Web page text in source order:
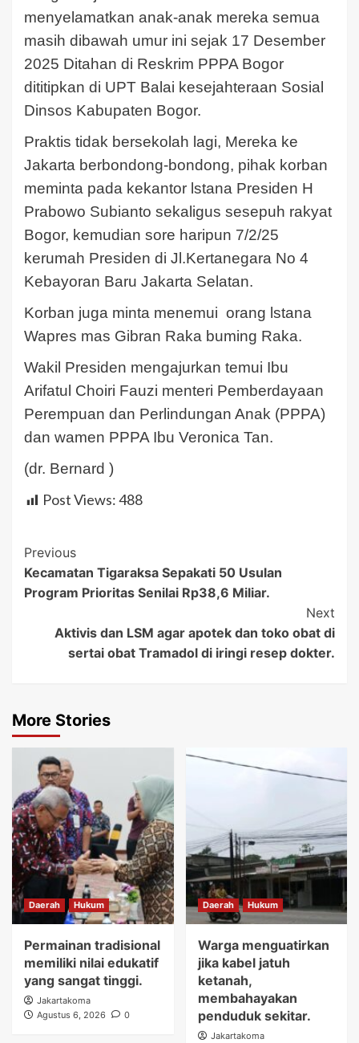
menyelamatkan anak-anak mereka semua
masih dibawah umur ini sejak 17 Desember
2025 Ditahan di Reskrim PPPA Bogor
dititipkan di UPT Balai kesejahteraan Sosial
Dinsos Kabupaten Bogor.
Praktis tidak bersekolah lagi, Mereka ke
Jakarta berbondong-bondong, pihak korban
meminta pada kekantor lstana Presiden H
Prabowo Subianto sekaligus sesepuh rakyat
Bogor, kemudian sore haripun 7/2/25
kerumah Presiden di Jl.Kertanegara No 4
Kebayoran Baru Jakarta Selatan.
Korban juga minta menemui orang lstana
Wapres mas Gibran Raka buming Raka.
Wakil Presiden mengajurkan temui Ibu
Arifatul Choiri Fauzi menteri Pemberdayaan
Perempuan dan Perlindungan Anak (PPPA)
dan wamen PPPA Ibu Veronica Tan.
(dr. Bernard )
Post Views:488
Post
Navigation
Previous
Kecamatan Tigaraksa Sepakati 50 Usulan
Program Prioritas Senilai Rp38,6 Miliar.
Next
Aktivis dan LSM agar apotek dan toko obat di
sertai obat Tramadol di iringi resep dokter.
More Stories
Daerah Hukum
Permainan tradisional
memiliki nilai edukatif
yang sangat tinggi.
Jakartakoma
Agustus 6, 2026
0
Daerah Hukum
Warga menguatirkan
jika kabel jatuh
ketanah,
membahayakan
penduduk sekitar.
Jakartakoma